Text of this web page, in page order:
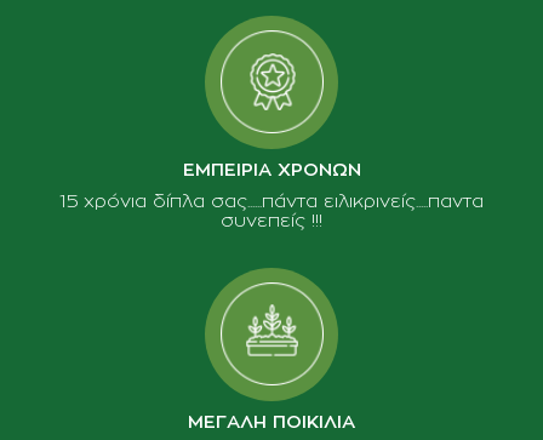
ΕΜΠΕΙΡΙΑ ΧΡΟΝΩΝ
15 χρόνια δίπλα σας......πάντα ειλικρινείς.....παντα
συνεπείς !!!
ΜΕΓΑΛΗ ΠΟΙΚΙΛΙΑ